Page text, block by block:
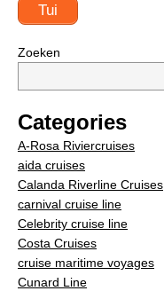
Tui
Zoeken
Categories
A-Rosa Riviercruises
aida cruises
Calanda Riverline Cruises
carnival cruise line
Celebrity cruise line
Costa Cruises
cruise maritime voyages
Cunard Line